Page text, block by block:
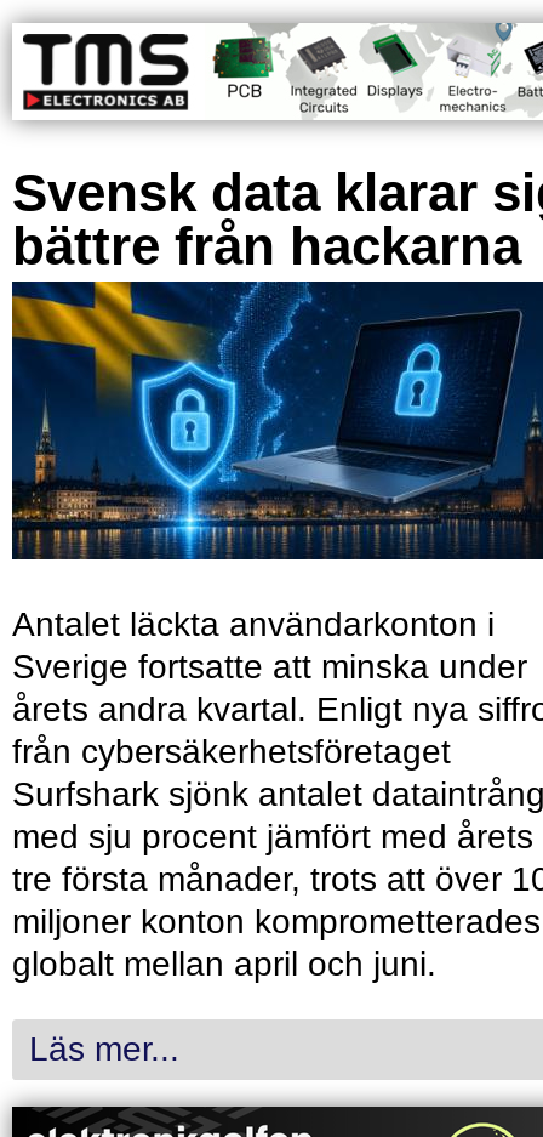
Svensk data klarar
bättre från hackarna
Antalet läckta användarkonton i
Sverige fortsatte att minska under
årets andra kvartal. Enligt nya
från cybersäkerhetsföretaget
Surfshark sjönk antalet
med sju procent jämfört med årets
tre första månader, trots att över
miljoner konton komprometterades
globalt mellan april och juni.
Läs mer...